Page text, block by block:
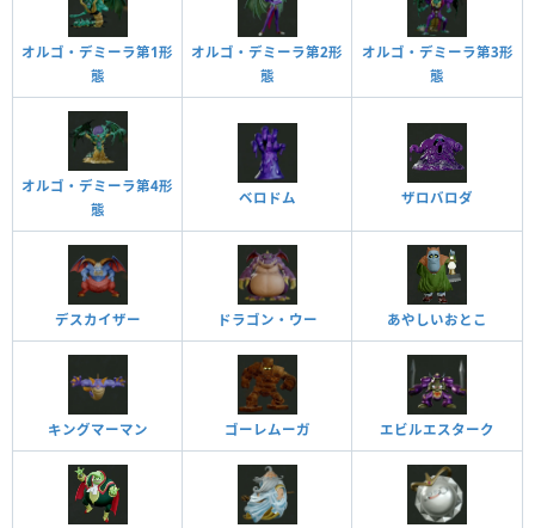
オルゴ・デミーラ第1形
態
オルゴ・デミーラ第2形
態
オルゴ・デミーラ第3形
態
オルゴ・デミーラ第4形
態
ベロドム ザロバロダ
デスカイザー ドラゴン・ウー あやしいおとこ
キングマーマン ゴーレムーガ エビルエスターク